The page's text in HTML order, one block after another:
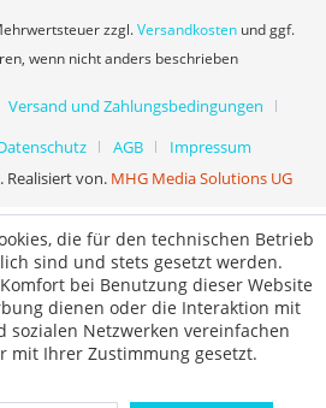
zzgl.Versandkosten und ggf.
wenn nicht anders beschrieben
Versand und Zahlungsbedingungen
AGB
Impressum
Realisiert von. MHG Media Solutions UG
die für den technischen Betrieb
sind und stets gesetzt werden.
bei Benutzung dieser Website
dienen oder die Interaktion mit
sozialen Netzwerken vereinfachen
mit Ihrer Zustimmung gesetzt.